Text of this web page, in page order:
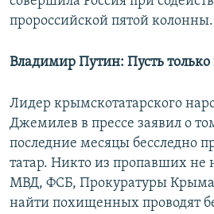
пророссийской пятой колонны.
Владимир Путин: Пусть только
Лидер крымскотатарского
Джемилев в прессе заявил о
последние месяцы бесследно
татар. Никто из пропавших не
МВД, ФСБ, Прокуратуры Крыма
найти похищенных проводят